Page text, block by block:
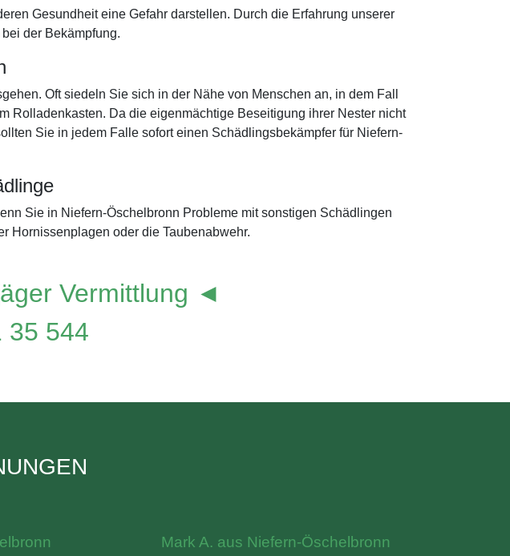
Gesundheit eine Gefahr darstellen. Durch die Erfahrung unserer
der Bekämpfung.
Oft siedeln Sie sich in der Nähe von Menschen an, in dem Fall
Rolladenkasten. Da die eigenmächtige Beseitigung ihrer Nester nicht
Sie in jedem Falle sofort einen Schädlingsbekämpfer für Niefern-
Sie in Niefern-Öschelbronn Probleme mit sonstigen Schädlingen
Hornissenplagen oder die Taubenabwehr.
Vermittlung ◄
35 544
Mark A. aus Niefern-Öschelbronn